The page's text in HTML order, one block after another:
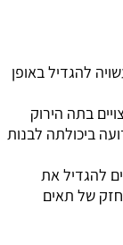
להגדיל באופן
בתה הירוק
ביכולתה לבנות
להגדיל את
של תאים